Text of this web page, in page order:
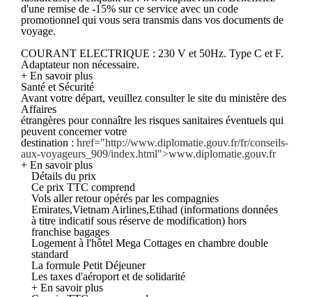
d'une remise de -15% sur ce service avec un code
promotionnel qui vous sera transmis dans vos documents de
voyage.
COURANT ELECTRIQUE : 230 V et 50Hz. Type C et F.
Adaptateur non nécessaire.
+ En savoir plus
Santé et Sécurité
Avant votre départ, veuillez consulter le site du ministère des
Affaires
étrangères pour connaître les risques sanitaires éventuels qui
peuvent concerner votre
destination : href="http://www.diplomatie.gouv.fr/fr/conseils-
aux-voyageurs_909/index.html">www.diplomatie.gouv.fr
+ En savoir plus
Détails du prix
Ce prix TTC comprend
Vols aller retour opérés par les compagnies
Emirates,Vietnam Airlines,Etihad (informations données
à titre indicatif sous réserve de modification) hors
franchise bagages
Logement à l'hôtel Mega Cottages en chambre double
standard
La formule Petit Déjeuner
Les taxes d'aéroport et de solidarité
+ En savoir plus